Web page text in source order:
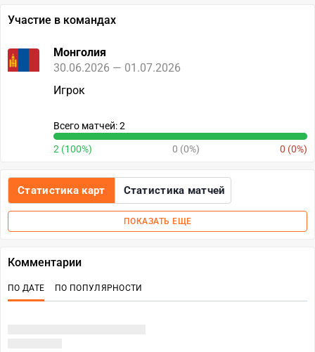
Участие в командах
Монголия
30.06.2026 — 01.07.2026
Игрок
Всего матчей: 2
2 (100%) 0 (0%) 0 (0%)
Статистика карт Статистика матчей
ПОКАЗАТЬ ЕЩЕ
Комментарии
ПО ДАТЕ ПО ПОПУЛЯРНОСТИ